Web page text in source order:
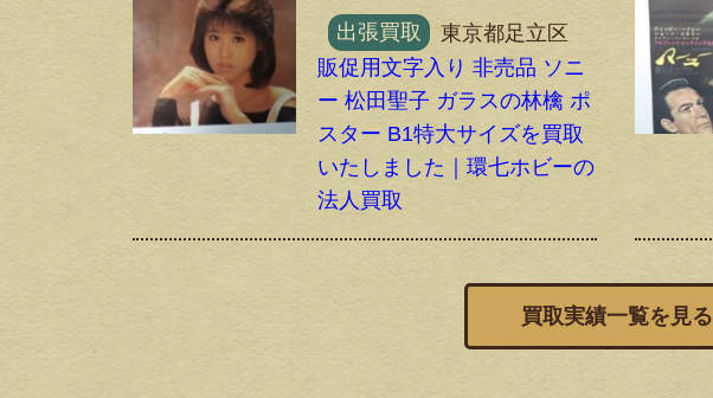
出張買取
東京都足立区
販促用文字入り 非売品 ソニ
ー 松田聖子 ガラスの林檎 ポ
スター B1特大サイズを買取
いたしました｜環七ホビーの
法人買取
買取実績一覧を見る